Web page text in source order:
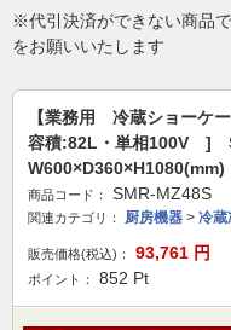
※代引決済ができない商品
をお願いいたします
【業務用 冷蔵ショー
容積:82L・単相100V ]
W600×D360×H1080(mm)
商品コード： SMR-MZ48S
関連カテゴリ： 厨房機器 > 冷蔵
販売価格(税込)： 93,761 円
ポイント： 852 Pt